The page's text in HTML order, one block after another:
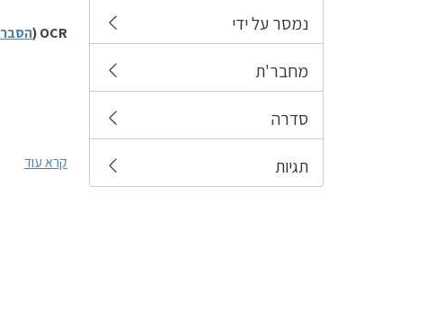
נמסר על ידי
מחבר'ת
סדרה
תגיות
OCR ( הסבר
קרא עוד